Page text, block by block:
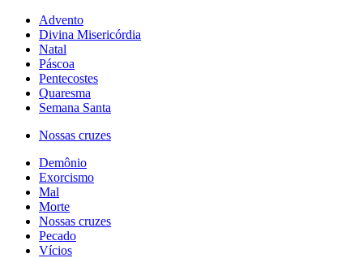
Advento
Divina Misericórdia
Natal
Páscoa
Pentecostes
Quaresma
Semana Santa
Nossas cruzes
Demônio
Exorcismo
Mal
Morte
Nossas cruzes
Pecado
Vícios